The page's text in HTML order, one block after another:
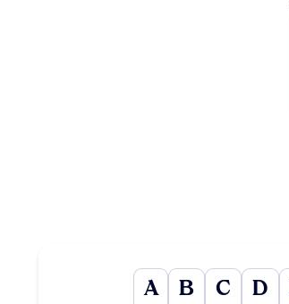
A B C D